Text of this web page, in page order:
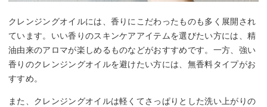
クレンジングオイルには、香りにこだわったものも多く展開され
ています。いい香りのスキンケアアイテムを選びたい方には、精
油由来のアロマが楽しめるものなどがおすすめです。一方、強い
香りのクレンジングオイルを避けたい方には、無香料タイプがお
すすめ。
また、クレンジングオイルは軽くてさっぱりとした洗い上がりの